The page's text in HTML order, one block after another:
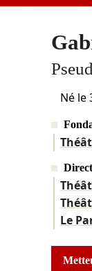
Né le
Le